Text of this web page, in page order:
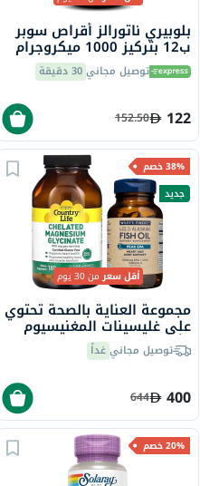
بلوبيري ناتورالز أقراص سوبر
ب12 بتركيز 1000 ميكروجرام
100 قرص، B0067 توصيل مجاني30 دقيقة
122
152.50
38% خصم
جديد
أقل سعرمن 30 يوم
مجموعة العناية بالصحة تحتوي
على غليسينات المغنيسيوم
وأوميغا 3
توصيل مجانيغداً
400
644
20% خصم